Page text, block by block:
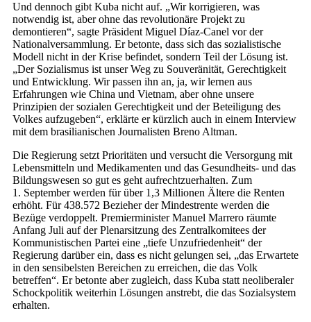
Und dennoch gibt Kuba nicht auf. „Wir korrigieren, was
notwendig ist, aber ohne das revolutionäre Projekt zu
demontieren“, sagte Präsident Miguel Díaz-Canel vor der
Nationalversammlung. Er betonte, dass sich das sozialistische
Modell nicht in der Krise befindet, sondern Teil der Lösung ist.
„Der Sozialismus ist unser Weg zu Souveränität, Gerechtigkeit
und Entwicklung. Wir passen ihn an, ja, wir lernen aus
Erfahrungen wie China und Vietnam, aber ohne unsere
Prinzipien der sozialen Gerechtigkeit und der Beteiligung des
Volkes aufzugeben“, erklärte er kürzlich auch in einem Interview
mit dem brasilianischen Journalisten Breno Altman.
Die Regierung setzt Prioritäten und versucht die Versorgung mit
Lebensmitteln und Medikamenten und das Gesundheits- und das
Bildungswesen so gut es geht aufrechtzuerhalten. Zum
1. September werden für über 1,3 Millionen Ältere die Renten
erhöht. Für 438.572 Bezieher der Mindestrente werden die
Bezüge verdoppelt. Premierminister Manuel Marrero räumte
Anfang Juli auf der Plenarsitzung des Zentralkomitees der
Kommunistischen Partei eine „tiefe Unzufriedenheit“ der
Regierung darüber ein, dass es nicht gelungen sei, „das Erwartete
in den sensibelsten Bereichen zu erreichen, die das Volk
betreffen“. Er betonte aber zugleich, dass Kuba statt neoliberaler
Schockpolitik weiterhin Lösungen anstrebt, die das Sozialsystem
erhalten.